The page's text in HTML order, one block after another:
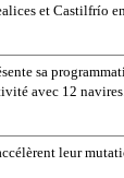
et Castilfrío en
sa
avec 12 navires.
leur